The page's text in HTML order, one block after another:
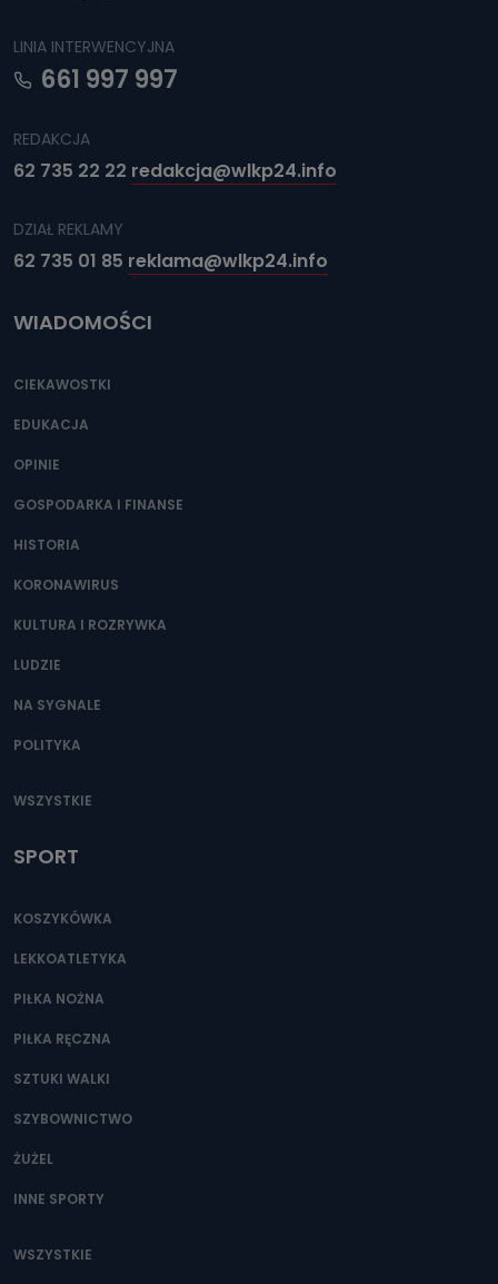
LINIA INTERWENCYJNA
661 997 997
REDAKCJA
62 735 22 22 redakcja@wlkp24.info
DZIAŁ REKLAMY
62 735 01 85 reklama@wlkp24.info
WIADOMOŚCI
CIEKAWOSTKI
EDUKACJA
OPINIE
GOSPODARKA I FINANSE
HISTORIA
KORONAWIRUS
KULTURA I ROZRYWKA
LUDZIE
NA SYGNALE
POLITYKA
WSZYSTKIE
SPORT
KOSZYKÓWKA
LEKKOATLETYKA
PIŁKA NOŻNA
PIŁKA RĘCZNA
SZTUKI WALKI
SZYBOWNICTWO
ŻUŻEL
INNE SPORTY
WSZYSTKIE